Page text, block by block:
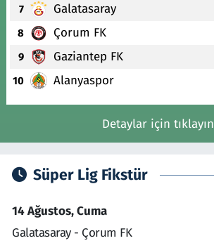
7 Galatasaray
8 Çorum FK
9 Gaziantep FK
10 Alanyaspor
Detaylar için tıklayın
Süper Lig Fikstür
14 Ağustos, Cuma
Galatasaray - Çorum FK